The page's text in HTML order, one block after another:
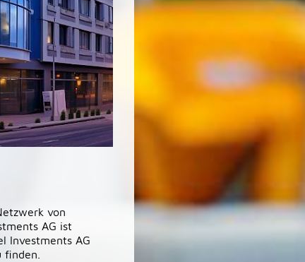
von
AG ist
Investments AG